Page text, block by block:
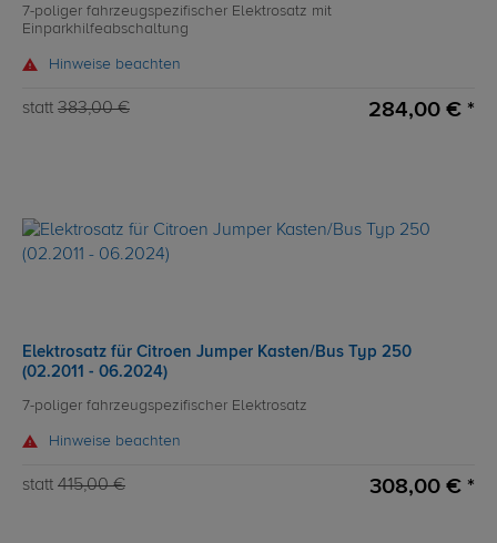
7-poliger fahrzeugspezifischer Elektrosatz mit
Einparkhilfeabschaltung
Hinweise beachten
statt 383,00 € 284,00 € *
Elektrosatz für Citroen Jumper Kasten/Bus Typ 250
(02.2011 - 06.2024)
7-poliger fahrzeugspezifischer Elektrosatz
Hinweise beachten
statt 415,00 € 308,00 € *